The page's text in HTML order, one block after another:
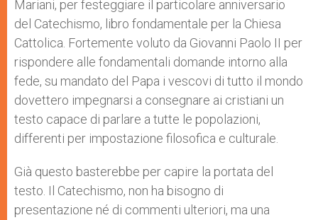
Mariani, per festeggiare il particolare anniversario
del Catechismo, libro fondamentale per la Chiesa
Cattolica. Fortemente voluto da Giovanni Paolo II per
rispondere alle fondamentali domande intorno alla
fede, su mandato del Papa i vescovi di tutto il mondo
dovettero impegnarsi a consegnare ai cristiani un
testo capace di parlare a tutte le popolazioni,
differenti per impostazione filosofica e culturale.
Già questo basterebbe per capire la portata del
testo. Il Catechismo, non ha bisogno di
presentazione né di commenti ulteriori, ma una